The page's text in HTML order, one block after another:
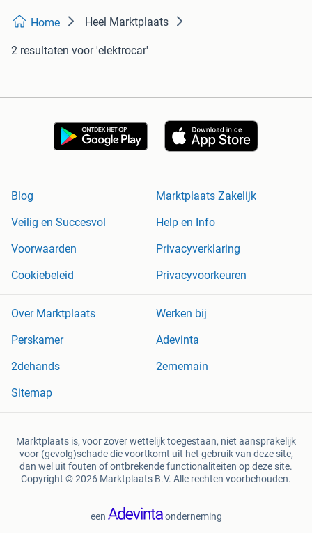
Home Heel Marktplaats
2 resultaten voor 'elektrocar'
Blog
Marktplaats Zakelijk
Veilig en Succesvol
Help en Info
Voorwaarden
Privacyverklaring
Cookiebeleid
Privacyvoorkeuren
Over Marktplaats
Werken bij
Perskamer
Adevinta
2dehands
2ememain
Sitemap
Marktplaats is, voor zover wettelijk toegestaan, niet aansprakelijk
voor (gevolg)schade die voortkomt uit het gebruik van deze site,
dan wel uit fouten of ontbrekende functionaliteiten op deze site.
Copyright © 2026 Marktplaats B.V. Alle rechten voorbehouden.
een onderneming